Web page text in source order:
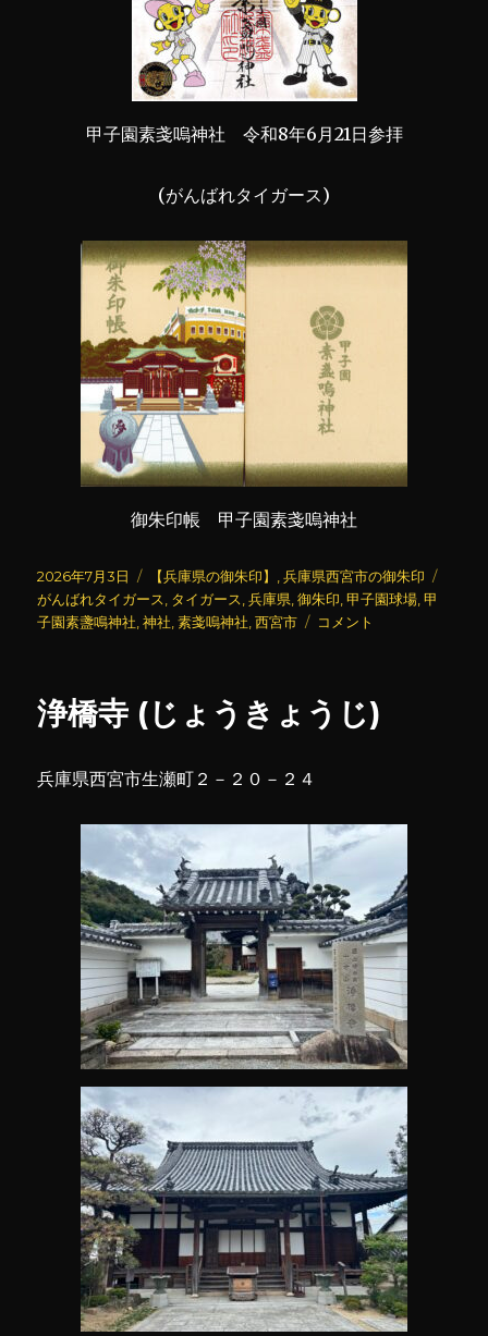
甲子園素戔嗚神社 令和8年6月21日参拝
(がんばれタイガース)
御朱印帳 甲子園素戔嗚神社
投
稿
日:
2026年7月3日
カ
テ
ゴ
【兵庫県の御朱印】 ,兵庫県西宮市の御朱印
がんばれタイガース タイガース ,兵庫県 ,御朱印 ,甲子園球場 ,甲
子園素盞鳴神社 ,神社 ,素戔嗚神社 ,西宮市
甲
盞
嗚
に
コメント
浄橋寺 (じょうきょうじ)
兵庫県西宮市生瀬町２－２０－２４